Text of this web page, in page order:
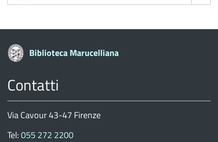
Biblioteca Marucelliana
Contatti
Via Cavour 43-47 Firenze
Tel:055 272 2200